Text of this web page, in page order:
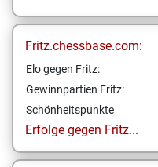
Fritz.chessbase.com:
Elo gegen Fritz:
Gewinnpartien Fritz:
Schönheitspunkte
Erfolge gegen Fritz...